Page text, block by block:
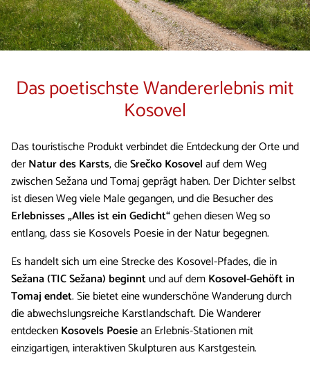
Das poetischste Wandererlebnis mit
Kosovel
Das touristische Produkt verbindet die Entdeckung der Orte und
derNatur des Karsts, dieSrečko Kosovelauf dem Weg
zwischen Sežana und Tomaj geprägt haben. Der Dichter selbst
ist diesen Weg viele Male gegangen, und die Besucher des
Erlebnisses „Alles ist ein Gedicht“gehen diesen Weg so
entlang, dass sie Kosovels Poesie in der Natur begegnen.
Es handelt sich um eine Strecke des Kosovel-Pfades, die in
Sežana (TIC Sežana) beginntund auf demKosovel-Gehöft in
Tomaj endet. Sie bietet eine wunderschöne Wanderung durch
die abwechslungsreiche Karstlandschaft. Die Wanderer
entdeckenKosovels Poesiean Erlebnis-Stationen mit
einzigartigen, interaktiven Skulpturen aus Karstgestein.